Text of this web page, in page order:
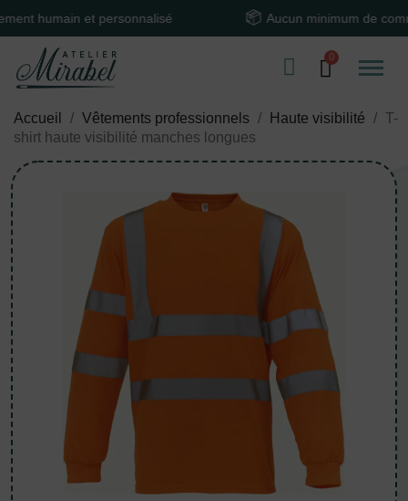
et personnalisé Aucun minimum de
Accueil Vêtements professionnels Haute visibilité
T-
shirt haute visibilité manches longues